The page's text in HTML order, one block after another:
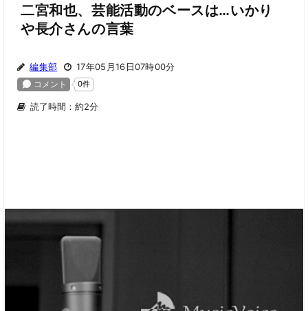
二宮和也、芸能活動のベースは…いかり
や長介さんの言葉
編集部 17年05月16日07時00分
読了時間：約2分